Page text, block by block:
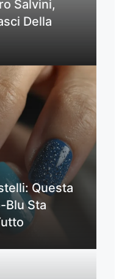
Salvini,
Della
Questa
Blu Sta